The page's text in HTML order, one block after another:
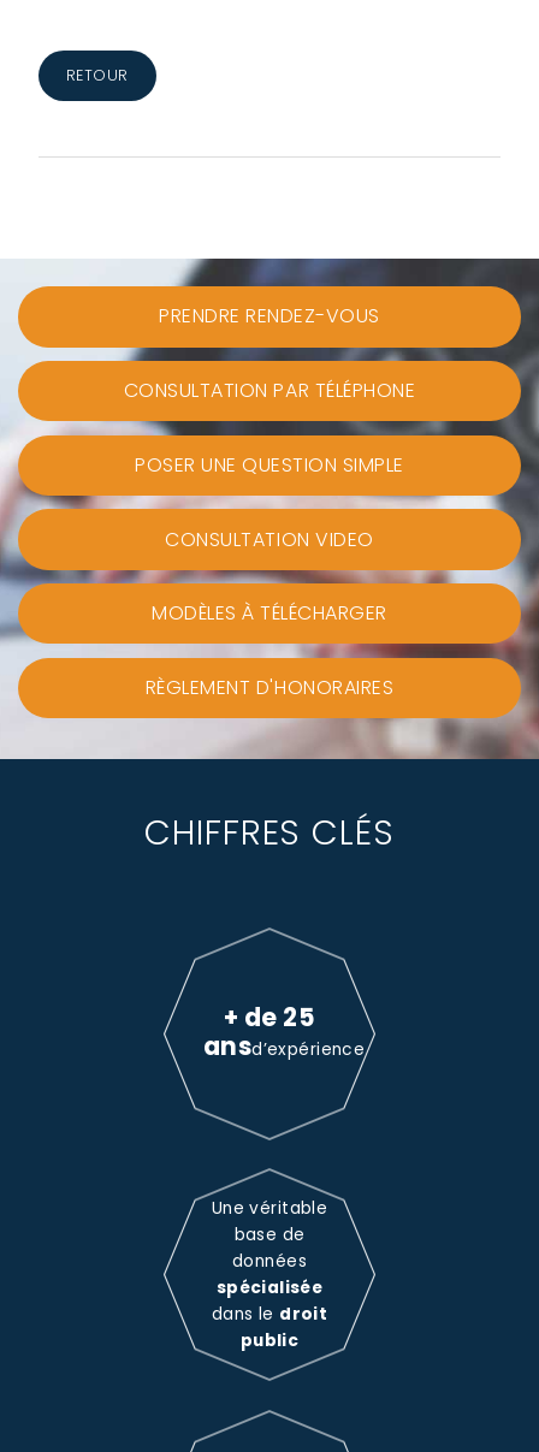
RETOUR
PRENDRE RENDEZ-VOUS
CONSULTATION PAR TÉLÉPHONE
POSER UNE QUESTION SIMPLE
CONSULTATION VIDEO
MODÈLES À TÉLÉCHARGER
RÈGLEMENT D'HONORAIRES
CHIFFRES CLÉS
+ de 25
ansd’expérience
Une véritable
base de
données
spécialisée
dans le droit
public